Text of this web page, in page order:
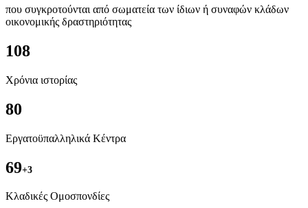
που συγκροτούνται από σωματεία των ίδιων ή συναφών κλάδων
οικονομικής δραστηριότητας
108
Χρόνια ιστορίας
80
Εργατοϋπαλληλικά Κέντρα
69+3
Kλαδικές Ομοσπονδίες